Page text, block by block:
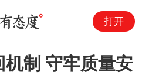
打开
制 守牢质量安